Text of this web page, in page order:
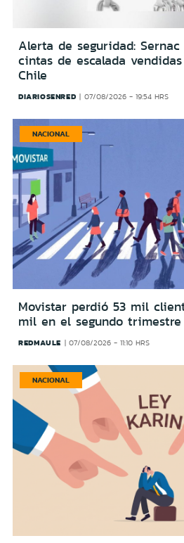
Alerta de seguridad:
cintas de escalada
Chile
DIARIOSENRED 07/08/2026 - 19:54 HRS
NACIONAL
Movistar perdió 53 mil
mil en el segundo trimestre
REDMAULE 07/08/2026 - 11:10 HRS
NACIONAL